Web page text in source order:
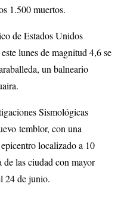
1.500 muertos.
de Estados Unidos
lunes de magnitud 4,6 se
un balneario
Sismológicas
temblor, con una
localizado a 10
las ciudad con mayor
24 de junio.